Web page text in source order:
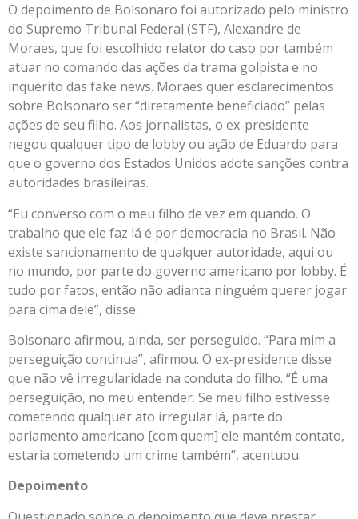
O depoimento de Bolsonaro foi autorizado pelo ministro
do Supremo Tribunal Federal (STF), Alexandre de
Moraes, que foi escolhido relator do caso por também
atuar no comando das ações da trama golpista e no
inquérito das fake news. Moraes quer esclarecimentos
sobre Bolsonaro ser “diretamente beneficiado” pelas
ações de seu filho. Aos jornalistas, o ex-presidente
negou qualquer tipo de lobby ou ação de Eduardo para
que o governo dos Estados Unidos adote sanções contra
autoridades brasileiras.
“Eu converso com o meu filho de vez em quando. O
trabalho que ele faz lá é por democracia no Brasil. Não
existe sancionamento de qualquer autoridade, aqui ou
no mundo, por parte do governo americano por lobby. É
tudo por fatos, então não adianta ninguém querer jogar
para cima dele”, disse.
Bolsonaro afirmou, ainda, ser perseguido. “Para mim a
perseguição continua”, afirmou. O ex-presidente disse
que não vê irregularidade na conduta do filho. “É uma
perseguição, no meu entender. Se meu filho estivesse
cometendo qualquer ato irregular lá, parte do
parlamento americano [com quem] ele mantém contato,
estaria cometendo um crime também”, acentuou.
Depoimento